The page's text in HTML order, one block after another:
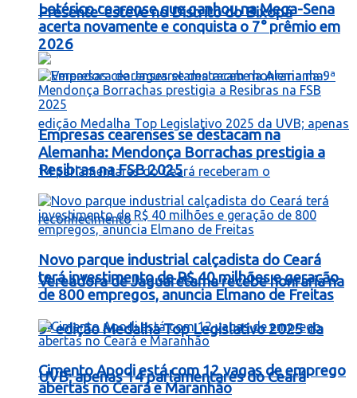
Presente’ esteve no Distrito do Bixopá
Vereadora de Jaguaretama recebe honraria na
9ª edição Medalha Top Legislativo 2025 da
UVB; apenas 14 parlamentares do Ceará
Lotérico cearense que ganhou na Mega-Sena
acerta novamente e conquista o 7° prêmio em
2026
Empresas cearenses se destacam na
Alemanha: Mendonça Borrachas prestigia a
Resibras na FSB 2025
Novo parque industrial calçadista do Ceará
terá investimento de R$ 40 milhões e geração
de 800 empregos, anuncia Elmano de Freitas
Cimento Apodi está com 12 vagas de emprego
abertas no Ceará e Maranhão